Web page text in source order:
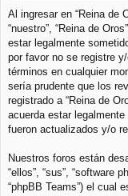
Al ingresar en “Reina de
“nuestro”, “Reina de
estar legalmente
por favor no se registre
términos en cualquier
sería prudente que los
registrado a “Reina de
acuerda estar
fueron actualizados y/o
Nuestros foros están
“ellos”, “sus”, “software
“phpBB Teams”) el cual